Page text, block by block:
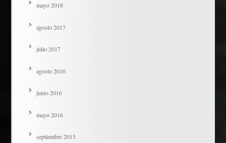
mayo 2018
agosto 2017
julio 2017
agosto 2016
junio 2016
mayo 2016
septiembre 2015